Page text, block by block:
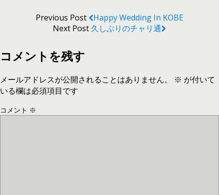
Previous Post
Happy Wedding In KOBE
Next Post 久しぶりのチャリ通
コメントを残す
メールアドレスが公開されることはありません。 ※ が付いて
いる欄は必須項目です
コメント ※